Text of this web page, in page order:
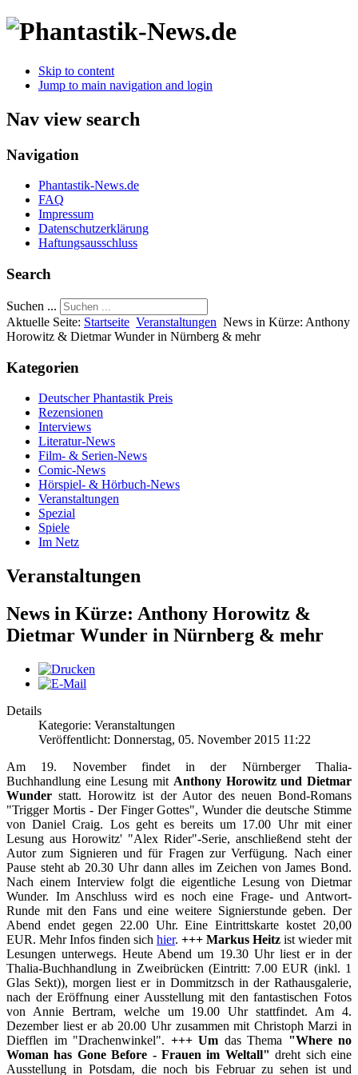
Skip to content
Jump to main navigation and login
Nav view search
Navigation
Phantastik-News.de
FAQ
Impressum
Datenschutzerklärung
Haftungsausschluss
Search
Suchen ...
Aktuelle Seite: Startseite Veranstaltungen News in Kürze: Anthony
Horowitz & Dietmar Wunder in Nürnberg & mehr
Kategorien
Deutscher Phantastik Preis
Rezensionen
Interviews
Literatur-News
Film- & Serien-News
Comic-News
Hörspiel- & Hörbuch-News
Veranstaltungen
Spezial
Spiele
Im Netz
Veranstaltungen
News in Kürze: Anthony Horowitz &
Dietmar Wunder in Nürnberg & mehr
Details
Kategorie: Veranstaltungen
Veröffentlicht: Donnerstag, 05. November 2015 11:22
Am 19. November findet in der Nürnberger Thalia-
Buchhandlung eine Lesung mit Anthony Horowitz und Dietmar
Wunder statt. Horowitz ist der Autor des neuen Bond-Romans
"Trigger Mortis - Der Finger Gottes", Wunder die deutsche Stimme
von Daniel Craig. Los geht es bereits um 17.00 Uhr mit einer
Lesung aus Horowitz' "Alex Rider"-Serie, anschließend steht der
Autor zum Signieren und für Fragen zur Verfügung. Nach einer
Pause steht ab 20.30 Uhr dann alles im Zeichen von James Bond.
Nach einem Interview folgt die eigentliche Lesung von Dietmar
Wunder. Im Anschluss wird es noch eine Frage- und Antwort-
Runde mit den Fans und eine weitere Signierstunde geben. Der
Abend endet gegen 22.00 Uhr. Eine Eintrittskarte kostet 20,00
EUR. Mehr Infos finden sich hier. +++ Markus Heitz ist wieder mit
Lesungen unterwegs. Heute Abend um 19.30 Uhr liest er in der
Thalia-Buchhandlung in Zweibrücken (Eintritt: 7.00 EUR (inkl. 1
Glas Sekt)), morgen liest er in Dommitzsch in der Rathausgalerie,
nach der Eröffnung einer Ausstellung mit den fantastischen Fotos
von Annie Bertram, welche um 19.00 Uhr stattfindet. Am 4.
Dezember liest er ab 20.00 Uhr zusammen mit Christoph Marzi in
Diefflen im "Drachenwinkel". +++ Um das Thema "Where no
Woman has Gone Before - Frauen im Weltall" dreht sich eine
Ausstellung in Potsdam, die noch bis Februar zu sehen ist und